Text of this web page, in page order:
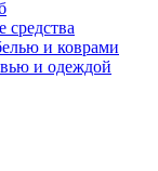
средства
и коврами
и одеждой